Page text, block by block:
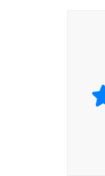
일목요
대한민